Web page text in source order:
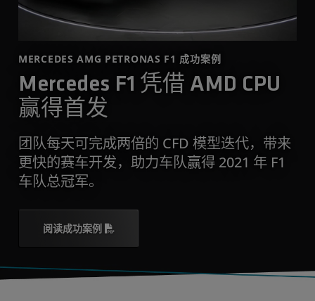
MERCEDES AMG PETRONAS F1 成功案例
Mercedes F1 凭借 AMD CPU
赢得首发
团队每天可完成两倍的 CFD 模型迭代，带来
更快的赛车开发，助力车队赢得 2021 年 F1
车队总冠军。
阅读成功案例